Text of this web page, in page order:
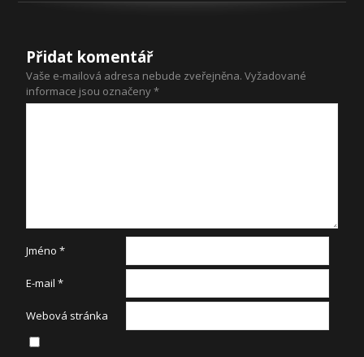
Přidat komentář
Vaše e-mailová adresa nebude zveřejněna. Vyžadované
informace jsou označeny*
Jméno*
E-mail*
Webová stránka